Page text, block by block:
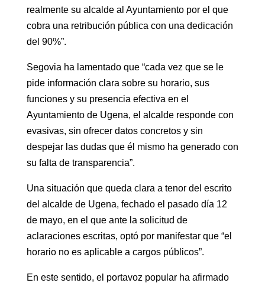
realmente su alcalde al Ayuntamiento por el que
cobra una retribución pública con una dedicación
del 90%”.
Segovia ha lamentado que “cada vez que se le
pide información clara sobre su horario, sus
funciones y su presencia efectiva en el
Ayuntamiento de Ugena, el alcalde responde con
evasivas, sin ofrecer datos concretos y sin
despejar las dudas que él mismo ha generado con
su falta de transparencia”.
Una situación que queda clara a tenor del escrito
del alcalde de Ugena, fechado el pasado día 12
de mayo, en el que ante la solicitud de
aclaraciones escritas, optó por manifestar que “el
horario no es aplicable a cargos públicos”.
En este sentido, el portavoz popular ha afirmado